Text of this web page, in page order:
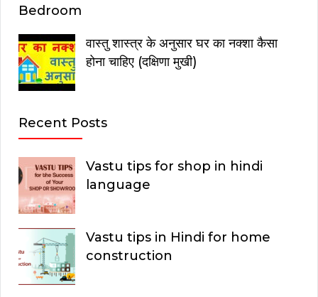
Bedroom
वास्तु शास्त्र के अनुसार घर का नक्शा कैसा
होना चाहिए (दक्षिणा मुखी)
Recent Posts
Vastu tips for shop in hindi
language
Vastu tips in Hindi for home
construction